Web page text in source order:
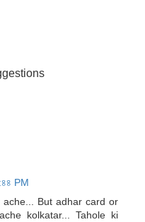
PM
ache... But adhar card or
kolkatar... Tahole ki